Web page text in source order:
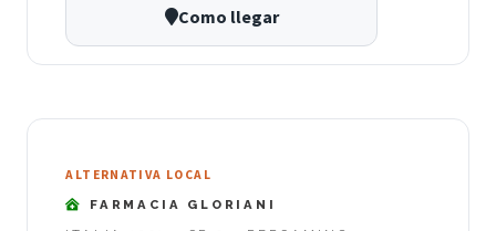
Como llegar
ALTERNATIVA LOCAL
FARMACIA GLORIANI